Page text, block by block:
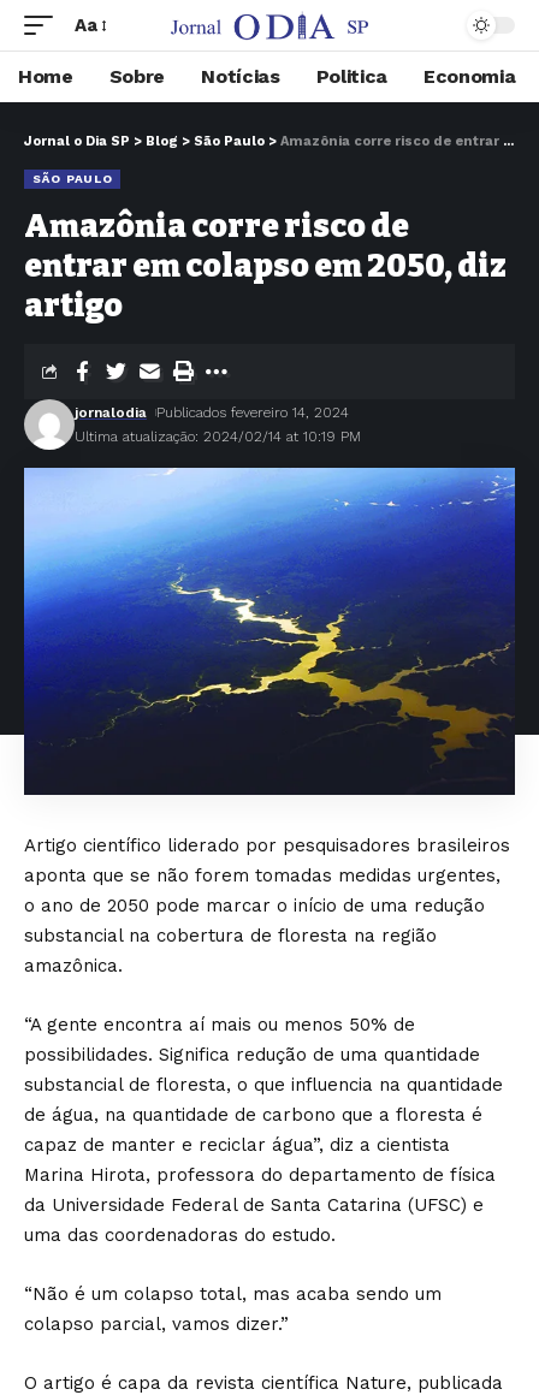
Aa
Home Sobre Notícias Politica Economia
Jornal o Dia SP > Blog > São Paulo > Amazônia corre risco de entrar em colapso em 2050, diz artigo
SÃO PAULO
Amazônia corre risco de
entrar em colapso em 2050, diz
artigo
Ultima atualização: 2024/02/14 at 10:19 PM
jornalodia Publicados fevereiro 14, 2024
Artigo científico liderado por pesquisadores brasileiros
aponta que se não forem tomadas medidas urgentes,
o ano de 2050 pode marcar o início de uma redução
substancial na cobertura de floresta na região
amazônica.
“A gente encontra aí mais ou menos 50% de
possibilidades. Significa redução de uma quantidade
substancial de floresta, o que influencia na quantidade
de água, na quantidade de carbono que a floresta é
capaz de manter e reciclar água”, diz a cientista
Marina Hirota, professora do departamento de física
da Universidade Federal de Santa Catarina (UFSC) e
uma das coordenadoras do estudo.
“Não é um colapso total, mas acaba sendo um
colapso parcial, vamos dizer.”
O artigo é capa da revista científica Nature, publicada